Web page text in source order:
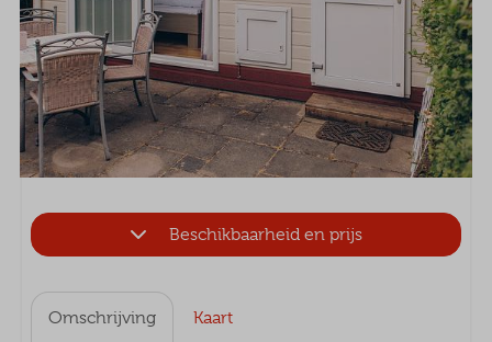
Beschikbaarheid en prijs
Omschrijving Kaart